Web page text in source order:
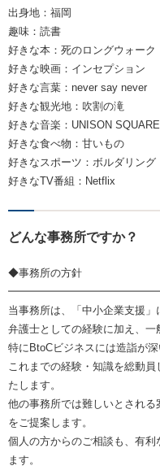
出身地：福岡
趣味：読書
好きな本：死のロングウォーク
好きな映画：インセプション
好きな言葉：never say never
好きな観光地：吹割の滝
好きな音楽：UNISON
好きな食べ物：甘いもの
好きなスポーツ：ボルダリング
好きなTV番組：Netflix
どんな事務所ですか？
◆事務所の方針
当事務所は、「中小企業支援」
弁護士としての経験に加え、一
特にBtoCビジネスには造詣が深
これまでの経験・知識を総動
たします。
他の事務所では難しいとされ
をご提案します。
個人の方からのご相談も、有
ます。